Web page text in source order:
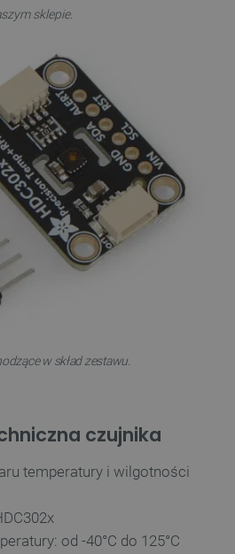
sklepie.
w skład zestawu.
czujnika
temperatury i wilgotności
od -40°C do 125°C
Google